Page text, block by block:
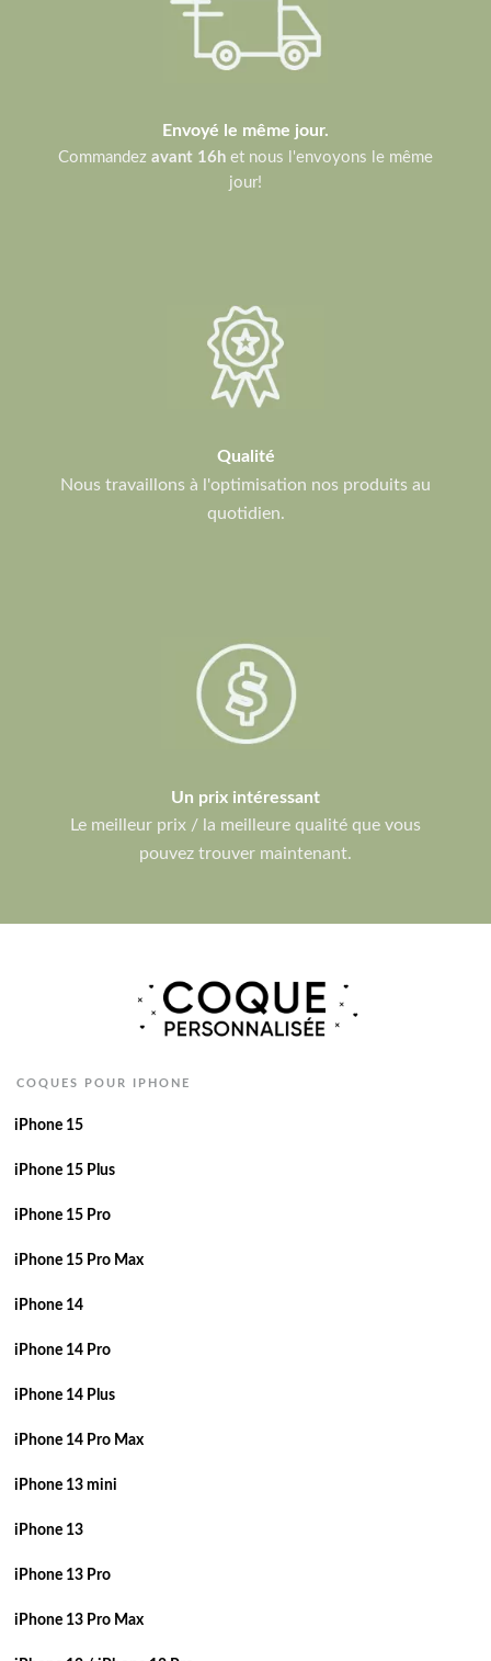
Envoyé le même jour.
Commandez avant 16h et nous l'envoyons le même
jour!
Qualité
Nous travaillons à l'optimisation nos produits au
quotidien.
Un prix intéressant
Le meilleur prix / la meilleure qualité que vous
pouvez trouver maintenant.
COQUES POUR IPHONE
iPhone 15
iPhone 15 Plus
iPhone 15 Pro
iPhone 15 Pro Max
iPhone 14
iPhone 14 Pro
iPhone 14 Plus
iPhone 14 Pro Max
iPhone 13 mini
iPhone 13
iPhone 13 Pro
iPhone 13 Pro Max